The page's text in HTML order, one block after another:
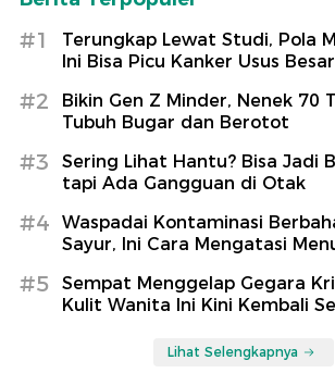
#1
Terungkap Lewat Studi, Pola
Ini Bisa Picu Kanker Usus Besar
#2
Bikin Gen Z Minder, Nenek 70
Tubuh Bugar dan Berotot
#3
Sering Lihat Hantu? Bisa Jadi
tapi Ada Gangguan di Otak
#4
Waspadai Kontaminasi
Sayur, Ini Cara Mengatasi
#5
Sempat Menggelap Gegara
Kulit Wanita Ini Kini Kembali
Lihat Selengkapnya